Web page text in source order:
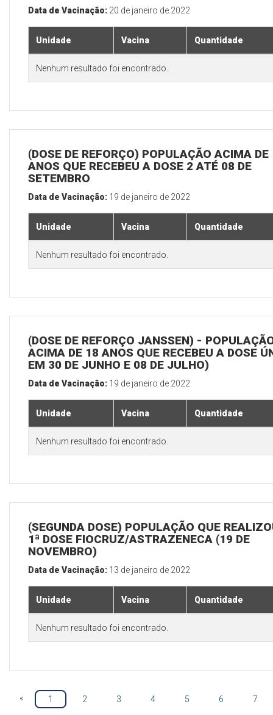
Data de Vacinação: 20 de janeiro de 2022
Unidade Vacina Quantidade
Nenhum resultado foi encontrado.
(DOSE DE REFORÇO) POPULAÇÃO ACIMA DE
ANOS QUE RECEBEU A DOSE 2 ATÉ 08 DE
SETEMBRO
Data de Vacinação: 19 de janeiro de 2022
Unidade Vacina Quantidade
Nenhum resultado foi encontrado.
(DOSE DE REFORÇO JANSSEN) -
ACIMA DE 18 ANOS QUE RECEBEU A DOSE
EM 30 DE JUNHO E 08 DE JULHO)
Data de Vacinação: 19 de janeiro de 2022
Unidade Vacina Quantidade
Nenhum resultado foi encontrado.
(SEGUNDA DOSE) POPULAÇÃO QUE
1ª DOSE FIOCRUZ/ASTRAZENECA (19 DE
NOVEMBRO)
Data de Vacinação: 13 de janeiro de 2022
Unidade Vacina Quantidade
Nenhum resultado foi encontrado.
« 1 2 3 4 5 6 7